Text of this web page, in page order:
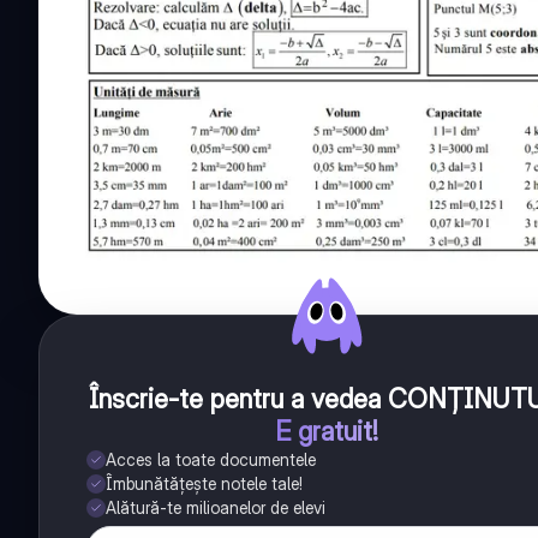
Înscrie-te pentru a vedea
E gratuit!
Acces la toate documentele
Îmbunătățește notele tale!
Alătură-te milioanelor de elevi